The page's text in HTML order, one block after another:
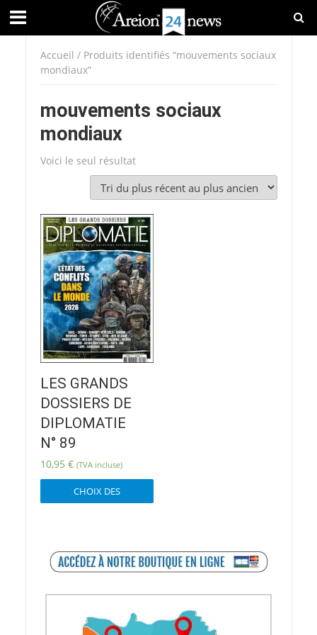
Accueil / Produits identifiés “mouvements sociaux
mondiaux”
mouvements sociaux
mondiaux
Voici le seul résultat
LES GRANDS
DOSSIERS DE
DIPLOMATIE
N° 89
10,95 € (TVA incluse)
CHOIX DES
Ce
Les
options
peuvent
choisies